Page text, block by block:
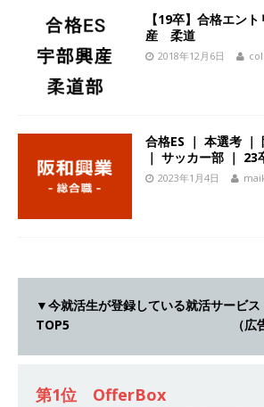
体育会積極採用企業
[ 2026年5月14日 ]
戸数近畿圏第3位 ｜ 初
年収1,000万も目指せる
収1,000万円目指せる ｜
【19卒】合格エン
産 柔道
2018年12月6日
合格ES ｜ 本選考
｜ サッカー部 ｜ 23
2023年1月4日
▼今就活生が登録している就活サービス
TOP5 （広告
第1位 OfferBox